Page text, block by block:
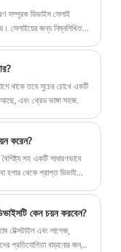
সম্পূরক ডিভাইস সেলাই
সেলাইয়ের জন্য নিম্নলিখিত
থাকে তবে সুচের চোখে একটি
এবং থ্রেড ভাঙ্গা সহজ.
করেন?
সহ একটি সাধারণভাবে
হপার থেকে প্রাপ্ত ডিভাইসে
কেন চয়ন করবেন?
টেক্সটাইল এবং লাগেজ,
প্রতিযোগিতা বাড়ানোর জন্য